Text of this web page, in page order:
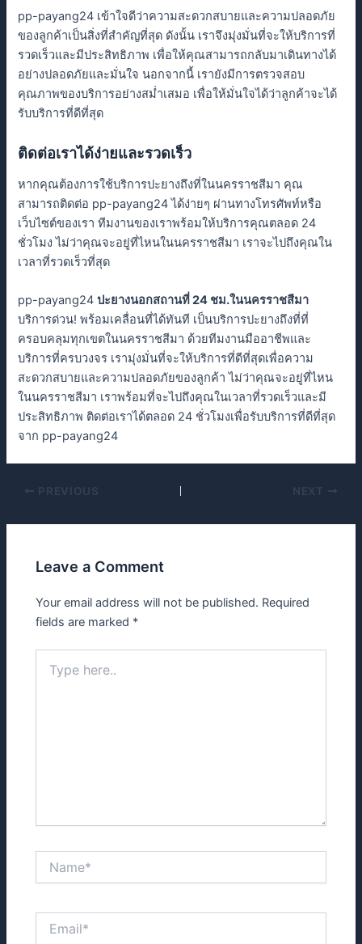
pp-payang24 เข้าใจดีว่าความสะดวกสบายและความปลอดภัย
ของลูกค้าเป็นสิ่งที่สำคัญที่สุด ดังนั้น เราจึงมุ่งมั่นที่จะให้บริการที่
รวดเร็วและมีประสิทธิภาพ เพื่อให้คุณสามารถกลับมาเดินทางได้
อย่างปลอดภัยและมั่นใจ นอกจากนี้ เรายังมีการตรวจสอบ
คุณภาพของบริการอย่างสม่ำเสมอ เพื่อให้มั่นใจได้ว่าลูกค้าจะได้
รับบริการที่ดีที่สุด
ติดต่อเราได้ง่ายและรวดเร็ว
หากคุณต้องการใช้บริการปะยางถึงที่ในนครราชสีมา คุณ
สามารถติดต่อ pp-payang24 ได้ง่ายๆ ผ่านทางโทรศัพท์หรือ
เว็บไซต์ของเรา ทีมงานของเราพร้อมให้บริการคุณตลอด 24
ชั่วโมง ไม่ว่าคุณจะอยู่ที่ไหนในนครราชสีมา เราจะไปถึงคุณใน
เวลาที่รวดเร็วที่สุด
pp-payang24ปะยางนอกสถานที่ 24 ชม.ในนครราชสีมา
บริการด่วน! พร้อมเคลื่อนที่ได้ทันที เป็นบริการปะยางถึงที่ที่
ครอบคลุมทุกเขตในนครราชสีมา ด้วยทีมงานมืออาชีพและ
บริการที่ครบวงจร เรามุ่งมั่นที่จะให้บริการที่ดีที่สุดเพื่อความ
สะดวกสบายและความปลอดภัยของลูกค้า ไม่ว่าคุณจะอยู่ที่ไหน
ในนครราชสีมา เราพร้อมที่จะไปถึงคุณในเวลาที่รวดเร็วและมี
ประสิทธิภาพ ติดต่อเราได้ตลอด 24 ชั่วโมงเพื่อรับบริการที่ดีที่สุด
จาก pp-payang24
PREVIOUS NEXT
Leave a Comment
Your email address will not be published. Required
fields are marked *
here..